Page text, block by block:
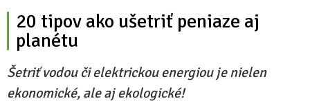
20 tipov ako ušetriť peniaze aj
planétu
Šetriť vodou či elektrickou energiou je nielen
ekonomické, ale aj ekologické!